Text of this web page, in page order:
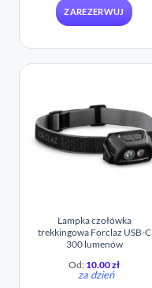
ZAREZERWUJ
Lampka czołówka
trekkingowa Forclaz USB-C
300 lumenów
Od: 10.00zł
za dzień